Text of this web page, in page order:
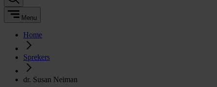
Menu
Home
Sprekers
dr. Susan Neiman